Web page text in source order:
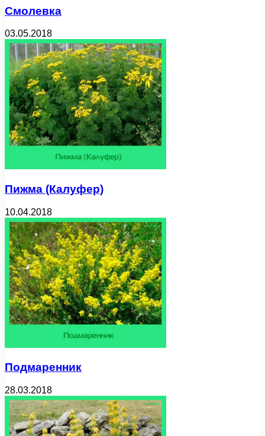
Смолевка
03.05.2018
Пижма (Калуфер)
10.04.2018
Подмаренник
28.03.2018